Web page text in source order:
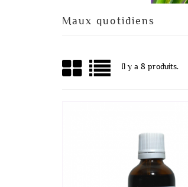
Maux quotidiens
Il y a 8 produits.